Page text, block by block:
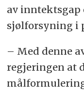
av inntektsgap
sjølforsyning i
– Med denne
regjeringen at